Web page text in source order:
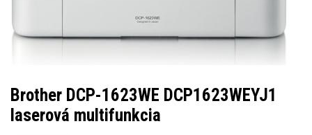
Brother DCP-1623WE DCP1623WEYJ1
laserová multifunkcia